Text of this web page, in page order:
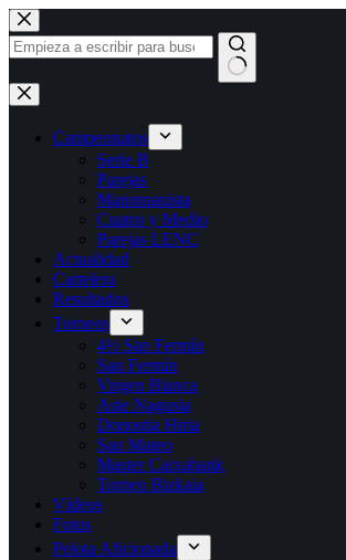
Saltar
al
contenido
Sin
resultados
Campeonatos
Serie B
Parejas
Manomanista
Cuatro y Medio
Parejas LENC
Actualidad
Cartelera
Resultados
Torneos
4½ San Fermín
San Fermín
Virgen Blanca
Aste Nagusia
Donostia Hiria
San Mateo
Master Caixabank
Torneo Bizkaia
Vídeos
Fotos
Pelota Aficionada